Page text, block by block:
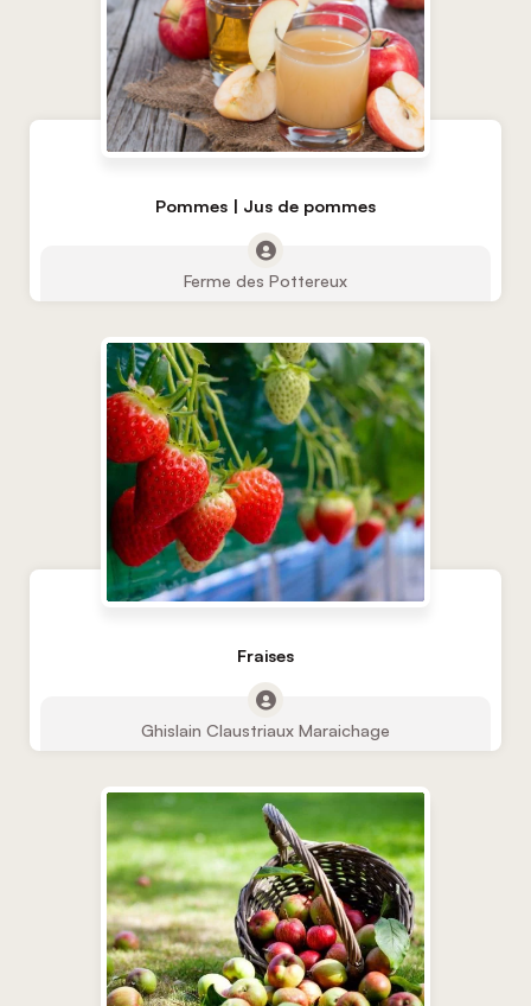
Pommes | Jus de pommes
Ferme des Pottereux
Fraises
Ghislain Claustriaux Maraichage